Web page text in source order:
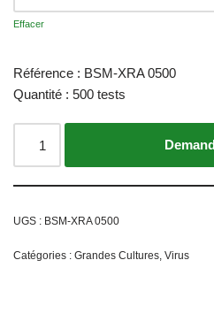
Effacer
Référence : BSM-XRA 0500
Quantité : 500 tests
UGS : BSM-XRA 0500
Catégories : Grandes Cultures, Virus